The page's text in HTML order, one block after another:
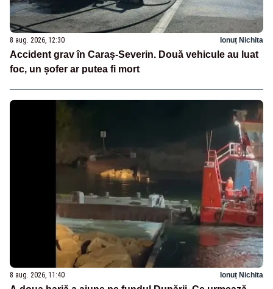
8 aug. 2026, 12:30 Ionuț Nichita
Accident grav în Caraș-Severin. Două vehicule au luat
foc, un șofer ar putea fi mort
8 aug. 2026, 11:40 Ionuț Nichita